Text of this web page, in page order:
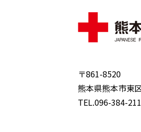
〒861-8520
熊本県熊本市東
TEL.096-384-